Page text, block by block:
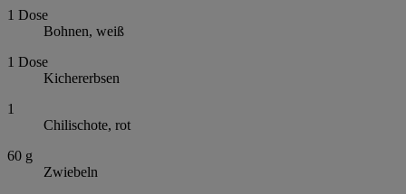
1 Dose
Bohnen, weiß
1 Dose
Kichererbsen
1
Chilischote, rot
60 g
Zwiebeln